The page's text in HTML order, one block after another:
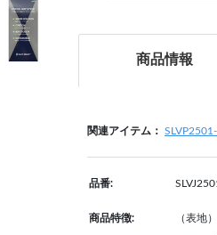
商品情報
関連アイテム：
品番:
商品特徴: （表地